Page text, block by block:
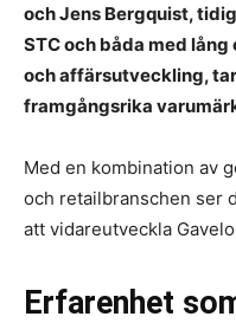
och Jens Bergquist,
STC och båda med
och affärsutveckling,
framgångsrika
Med en kombination av
och retailbranschen ser
att vidareutveckla
Erfarenhet